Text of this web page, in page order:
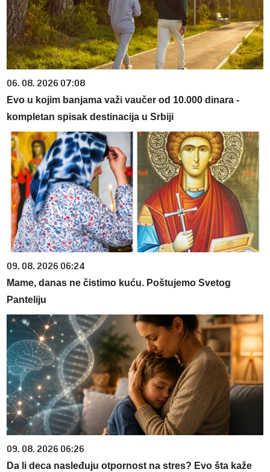
06. 08. 2026 07:08
Evo u kojim banjama važi vaučer od 10.000 dinara -
kompletan spisak destinacija u Srbiji
09. 08. 2026 06:24
Mame, danas ne čistimo kuću. Poštujemo Svetog
Panteliju
09. 08. 2026 06:26
Da li deca nasleđuju otpornost na stres? Evo šta kaže